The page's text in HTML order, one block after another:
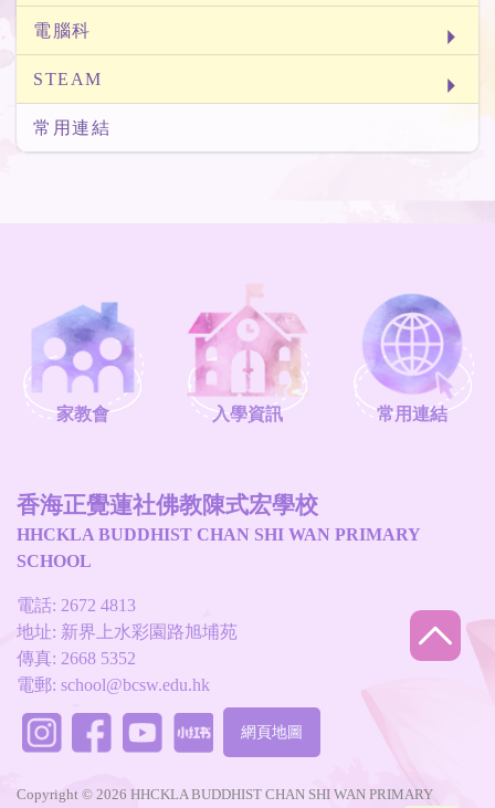
電腦科
STEAM
常用連結
家教會 入學資訊 常用連結
香海正覺蓮社佛教陳式宏學校
HHCKLA BUDDHIST CHAN SHI WAN PRIMARY
SCHOOL
電話: 2672 4813
地址: 新界上水彩園路旭埔苑
傳真: 2668 5352
電郵: school@bcsw.edu.hk
網頁地圖
Copyright © 2026 HHCKLA BUDDHIST CHAN SHI WAN PRIMARY